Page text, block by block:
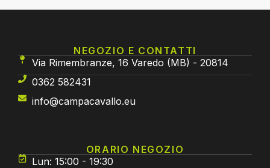
NEGOZIO E CONTATTI
Via Rimembranze, 16 Varedo (MB) - 20814
0362 582431
info@campacavallo.eu
ORARIO NEGOZIO
Lun: 15:00 - 19:30